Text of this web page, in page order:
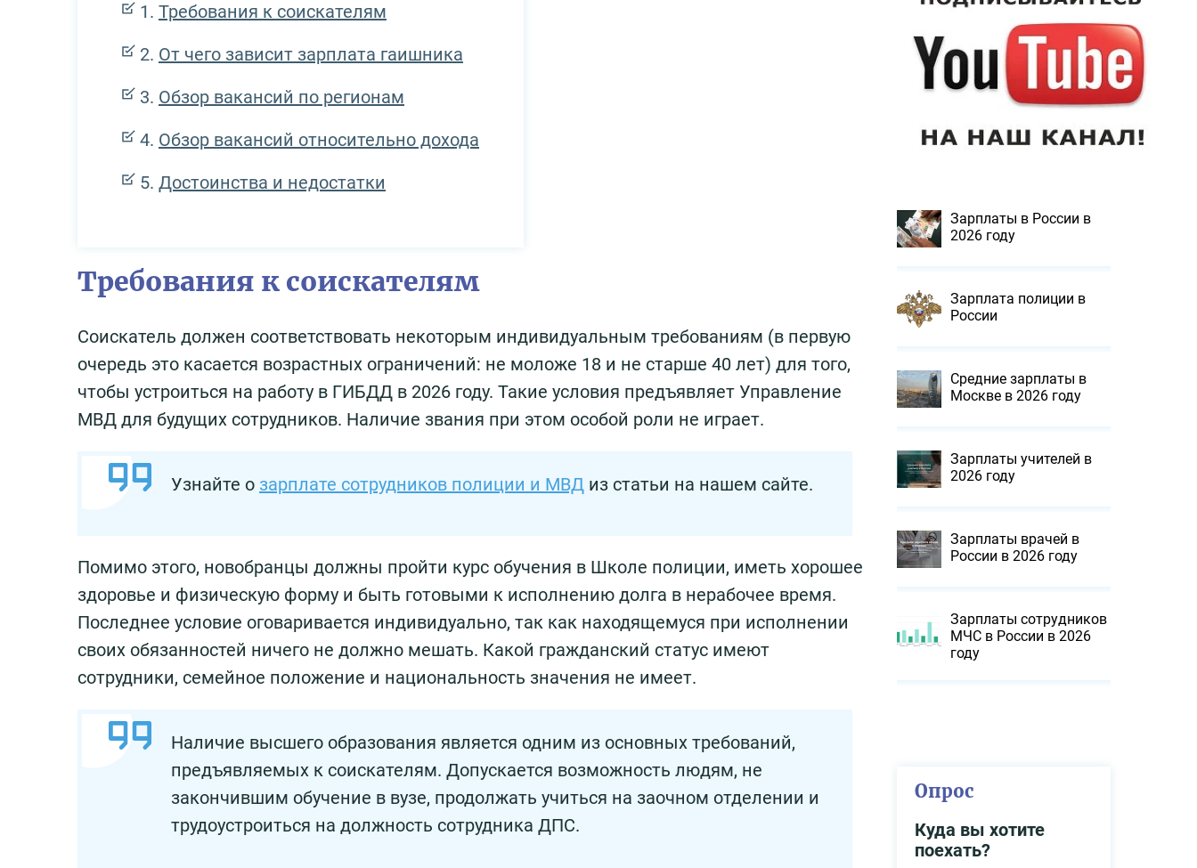
Требования к соискателям
От чего зависит зарплата гаишника
Обзор вакансий по регионам
Обзор вакансий относительно дохода
Достоинства и недостатки
Требования к соискателям
Соискатель должен соответствовать некоторым индивидуальным требованиям (в первую
очередь это касается возрастных ограничений: не моложе 18 и не старше 40 лет) для того,
чтобы устроиться на работу в ГИБДД в 2026 году. Такие условия предъявляет Управление
МВД для будущих сотрудников. Наличие звания при этом особой роли не играет.
Узнайте о зарплате сотрудников полиции и МВД из статьи на нашем сайте.
Помимо этого, новобранцы должны пройти курс обучения в Школе полиции, иметь хорошее
здоровье и физическую форму и быть готовыми к исполнению долга в нерабочее время.
Последнее условие оговаривается индивидуально, так как находящемуся при исполнении
своих обязанностей ничего не должно мешать. Какой гражданский статус имеют
сотрудники, семейное положение и национальность значения не имеет.
Наличие высшего образования является одним из основных требований,
предъявляемых к соискателям. Допускается возможность людям, не
закончившим обучение в вузе, продолжать учиться на заочном отделении и
трудоустроиться на должность сотрудника ДПС.
Зарплаты в России в
2026 году
Зарплата полиции в
России
Средние зарплаты в
Москве в 2026 году
Зарплаты учителей в
2026 году
Зарплаты врачей в
России в 2026 году
Зарплаты сотрудников
МЧС в России в 2026
году
Опрос
Куда вы хотите
поехать?